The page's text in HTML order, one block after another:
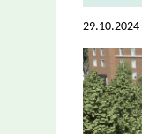
29.10.2024